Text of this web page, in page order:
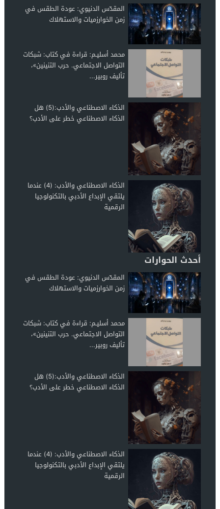
المقدّس الدنيوي: عودة الطقس في
زمن الخوارزميات والاستهلاك
محمد أسليـم: قراءة في كتاب: شبكات
التواصل الاجتماعي. حرب التنينين»،
تأليف روبير...
الذكاء الاصطناعي والأدب:(5) هل
الذكاء الاصطناعي خطر على الأدب؟
الذكاء الاصطناعي والأدب: (4) عندما
يلتقي الإبداع الأدبي بالتكنولوجيا
الرقمية
أحدث الحوارات
المقدّس الدنيوي: عودة الطقس في
زمن الخوارزميات والاستهلاك
محمد أسليـم: قراءة في كتاب: شبكات
التواصل الاجتماعي. حرب التنينين»،
تأليف روبير...
الذكاء الاصطناعي والأدب:(5) هل
الذكاء الاصطناعي خطر على الأدب؟
الذكاء الاصطناعي والأدب: (4) عندما
يلتقي الإبداع الأدبي بالتكنولوجيا
الرقمية